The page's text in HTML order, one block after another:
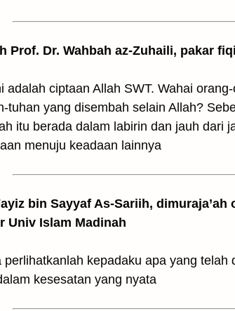
Prof. Dr. Wahbah az-Zuhaili, pakar
adalah ciptaan Allah SWT. Wahai
tuhan yang disembah selain Allah?
itu berada dalam labirin dan jauh dari
menuju keadaan lainnya
bin Sayyaf As-Sariih,
Univ Islam Madinah
kepadaku apa yang
kesesatan yang nyata